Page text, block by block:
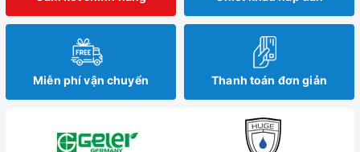
Miễn phí vận chuyển Thanh toán đơn giản